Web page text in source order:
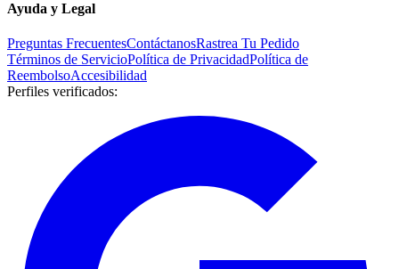
Ayuda y Legal
Preguntas FrecuentesContáctanosRastrea Tu Pedido
Términos de ServicioPolítica de PrivacidadPolítica de
ReembolsoAccesibilidad
Perfiles verificados: